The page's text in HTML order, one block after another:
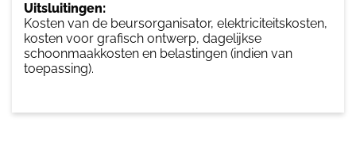
Uitsluitingen:
Kosten van de beursorganisator, elektriciteitskosten,
kosten voor grafisch ontwerp, dagelijkse
schoonmaakkosten en belastingen (indien van
toepassing).